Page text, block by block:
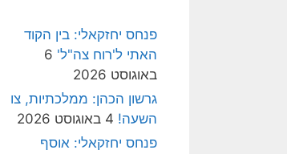
פנחס יחזקאלי: בין הקוד
האתי ל'רוח צה"ל' 6
באוגוסט 2026
גרשון הכהן: ממלכתיות, צו
השעה! 4 באוגוסט 2026
פנחס יחזקאלי: אוסף